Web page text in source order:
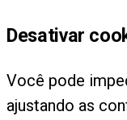
Desativar
Você pode
ajustando as